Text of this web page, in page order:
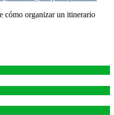
cómo organizar un itinerario